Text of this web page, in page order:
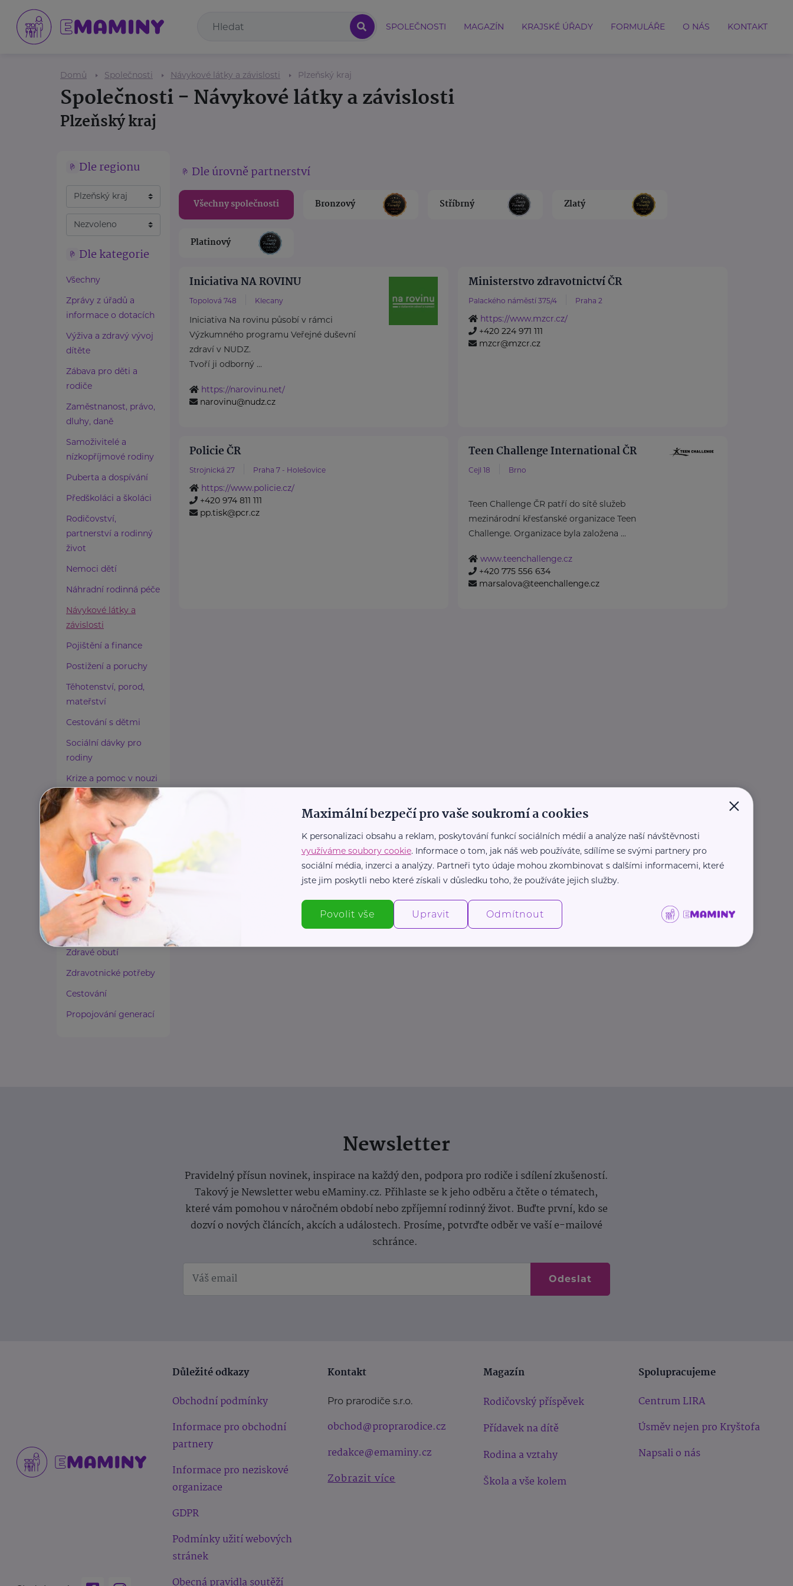
SPOLEČNOSTI MAGAZÍN KRAJSKÉ ÚŘADY FORMULÁŘE O NÁS KONTAKT
Domů Společnosti Návykové látky a závislosti Plzeňský kraj
Společnosti - Návykové látky a závislosti
Plzeňský kraj
Dle regionu
Dle kategorie
Všechny
Zprávy z úřadů a
informace o dotacích
Výživa a zdravý vývoj
dítěte
Zábava pro děti a
rodiče
Zaměstnanost, právo,
dluhy, daně
Samoživitelé a
nízkopříjmové rodiny
Puberta a dospívání
Předškoláci a školáci
Rodičovství,
partnerství a rodinný
život
Nemoci dětí
Náhradní rodinná péče
Návykové látky a
závislosti
Pojištění a finance
Postižení a poruchy
Těhotenství, porod,
mateřství
Cestování s dětmi
Sociální dávky pro
rodiny
Krize a pomoc v nouzi
Paliativní péče
Rady a tipy
Harmonie duše a těla
Zaměstnávání osob ze
zdravotním
postižením
Lázeňství a wellness
Zdravé spaní a sezení
Zdravé obutí
Zdravotnické potřeby
Cestování
Propojování generací
Dle úrovně partnerství
Všechny společnosti Bronzový Stříbrný Zlatý
Platinový
Iniciativa NA ROVINU
Topolová 748 Klecany
Iniciativa Na rovinu působí v rámci
Výzkumného programu Veřejné duševní
zdraví v NUDZ.
Tvoří ji odborný ...
https://narovinu.net/
narovinu@nudz.cz
Ministerstvo zdravotnictví ČR
Palackého náměstí 375/4 Praha 2
https://www.mzcr.cz/
+420 224 971 111
mzcr@mzcr.cz
Policie ČR
Strojnická 27 Praha 7 - Holešovice
https://www.policie.cz/
+420 974 811 111
pp.tisk@pcr.cz
Teen Challenge International ČR
Cejl 18 Brno
Teen Challenge ČR patří do sítě služeb
mezinárodní křesťanské organizace Teen
Challenge. Organizace byla založena ...
www.teenchallenge.cz
+420 775 556 634
marsalova@teenchallenge.cz
Newsletter
Pravidelný přísun novinek, inspirace na každý den, podpora pro rodiče i sdílení zkušeností.
Takový je Newsletter webu eMaminy.cz. Přihlaste se k jeho odběru a čtěte o tématech,
které vám pomohou v náročném období nebo zpříjemní rodinný život. Buďte první, kdo se
dozví o nových článcích, akcích a událostech. Prosíme, potvrďte odběr ve vaší e-mailové
schránce.
Odeslat
Důležité odkazy
Obchodní podmínky
Informace pro obchodní
partnery
Informace pro neziskové
organizace
GDPR
Podmínky užití webových
stránek
Obecná pravidla soutěží
Kontakt
Pro prarodiče s.r.o.
obchod@proprarodice.cz
redakce@emaminy.cz
Zobrazit více
Magazín
Rodičovský příspěvek
Přídavek na dítě
Rodina a vztahy
Škola a vše kolem
Spolupracujeme
Centrum LIRA
Úsměv nejen pro Kryštofa
Napsali o nás
×
Maximální bezpečí pro vaše soukromí a cookies
K personalizaci obsahu a reklam, poskytování funkcí sociálních médií a analýze naší návštěvnosti
využíváme soubory cookie. Informace o tom, jak náš web používáte, sdílíme se svými partnery pro
sociální média, inzerci a analýzy. Partneři tyto údaje mohou zkombinovat s dalšími informacemi, které
jste jim poskytli nebo které získali v důsledku toho, že používáte jejich služby.
Povolit vše Upravit Odmítnout